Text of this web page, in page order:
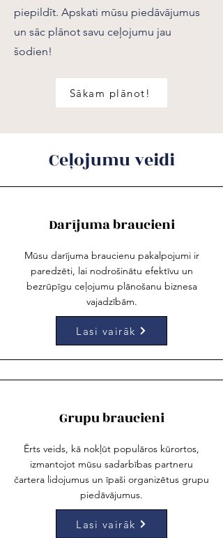
piepildīt. Apskati mūsu piedāvājumus
un sāc plānot savu ceļojumu jau
šodien!
Sākam plānot!
Ceļojumu veidi
Darījuma braucieni
Mūsu darījuma braucienu pakalpojumi ir
paredzēti, lai nodrošinātu efektīvu un
bezrūpīgu ceļojumu plānošanu biznesa
vajadzībām.
Lasi vairāk
Grupu braucieni
Ērts veids, kā nokļūt populāros kūrortos,
izmantojot mūsu sadarbības partneru
čartera lidojumus un īpaši organizētus grupu
piedāvājumus.
Lasi vairāk